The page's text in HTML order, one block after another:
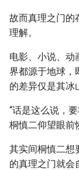
故而真理之门的
理解。
电影、小说、动
界都源于地球，
的差异仅是其冰
“话是这么说，
桐慎二仰望眼前
其实间桐慎二想
的真理之门就会